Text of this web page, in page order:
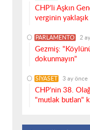
CHP’li Aşkın
verginin
PARLAMENTO 2
Gezmiş:
dokunmayın"
SİYASET 3 ay önce
CHP’nin 38.
"mutlak butlan"